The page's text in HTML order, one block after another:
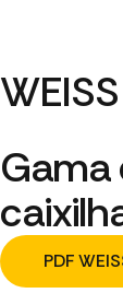
WEISS
Gama
PDF